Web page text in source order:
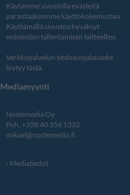
Käytämme sivustolla evästeitä
parantaaksemme käyttökokemustasi.
Käyttämällä sivustoa hyväksyt
evästeiden tallentamisen laitteellesi.
Verkkopalvelun tiedosuojalauseke
löytyy tästä
Mediamyynti
Nostemedia Oy
Puh. +358 40 356 1332
mikael@nostemedia.fi
Mediatiedot